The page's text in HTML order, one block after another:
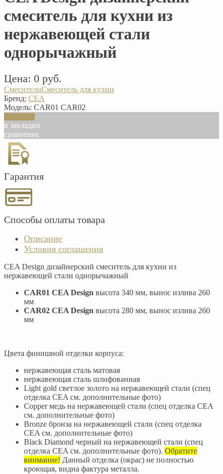
смеситель для кухни из
нержавеющей стали
однорычажный
Цена: 0 руб.
СмесителиСмеситель для кухни
Бренд: CEA
Модель: CAR01 CAR02
в закладки
сравнение
Гарантия
Способы оплаты товара
Описание
Условия соглашения
CEA Design дизайнерский смеситель для кухни из
нержавеющей стали однорычажный
CAR01 CEA Design высота 340 мм, вынос излива 260
мм
CAR02 CEA Design высота 280 мм, вынос излива 260
мм
Цвета финишной отделки корпуса:
нержавеющая сталь матовая
нержавеющая сталь шлифованная
Light gold светлое золото на нержавеющей стали (спец
отделка CEA см. дополнительные фото)
Copper медь на нержавеющей стали (спец отделка CEA
см. дополнительные фото)
Bronze бронза на нержавеющей стали (спец отделка
CEA см. дополнительные фото)
Black Diamond черный на нержавеющей стали (спец
отделка CEA см. дополнительные фото). Обратите
внимание! Данный отделка (окрас) не полностью
кроющая, видна фактура металла.